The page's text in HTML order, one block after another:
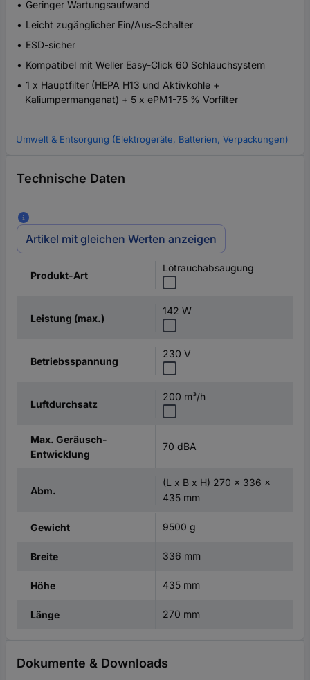
Geringer Wartungsaufwand
Leicht zugänglicher Ein/Aus-Schalter
ESD-sicher
Kompatibel mit Weller Easy-Click 60 Schlauchsystem
1 x Hauptfilter (HEPA H13 und Aktivkohle +
Kaliumpermanganat) + 5 x ePM1-75 % Vorfilter
Umwelt & Entsorgung (Elektrogeräte, Batterien, Verpackungen)
Technische Daten
Artikel mit gleichen Werten anzeigen
Produkt-Art
Lötrauchabsaugung
Leistung (max.)
142 W
Betriebsspannung
230 V
Luftdurchsatz
200 m³/h
Max. Geräusch-
Entwicklung
70 dBA
Abm.
(L x B x H) 270 x 336 x
435 mm
Gewicht 9500 g
Breite 336 mm
Höhe 435 mm
Länge 270 mm
Dokumente & Downloads